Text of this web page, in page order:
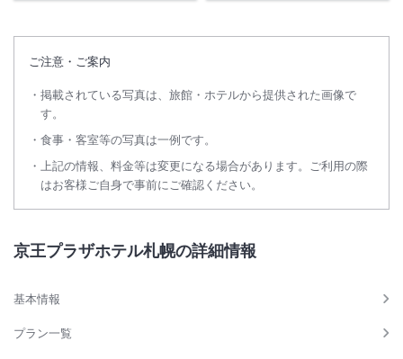
ご注意・ご案内
掲載されている写真は、旅館・ホテルから提供された画像で
す。
食事・客室等の写真は一例です。
上記の情報、料金等は変更になる場合があります。ご利用の際
はお客様ご自身で事前にご確認ください。
京王プラザホテル札幌の詳細情報
基本情報
プラン一覧